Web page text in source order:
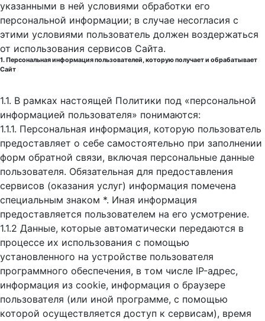
указанными в ней условиями обработки его
персональной информации; в случае несогласия с
этими условиями пользователь должен воздержаться
от использования сервисов Сайта.
1. Персональная информация пользователей, которую получает и обрабатывает
Сайт
1.1. В рамках настоящей Политики под «персональной
информацией пользователя» понимаются:
1.1.1. Персональная информация, которую пользователь
предоставляет о себе самостоятельно при заполнении
форм обратной связи, включая персональные данные
пользователя. Обязательная для предоставления
сервисов (оказания услуг) информация помечена
специальным знаком *. Иная информация
предоставляется пользователем на его усмотрение.
1.1.2 Данные, которые автоматически передаются в
процессе их использования с помощью
установленного на устройстве пользователя
программного обеспечения, в том числе IP-адрес,
информация из cookie, информация о браузере
пользователя (или иной программе, с помощью
которой осуществляется доступ к cервисам), время